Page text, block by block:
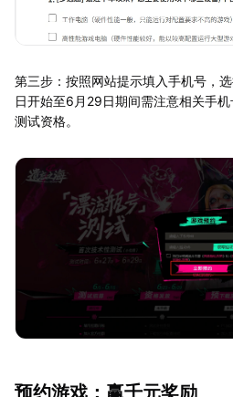
第三步：按照网站提示填入手机号，
日开始至6月29日期间需注意相关手
测试资格。
预约游戏：赢千元奖励